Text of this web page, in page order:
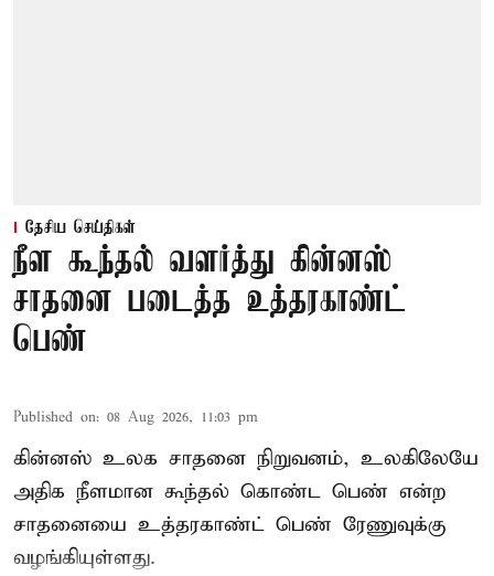
தேசிய செய்திகள்
நீள கூந்தல் வளர்த்து கின்னஸ்
சாதனை படைத்த உத்தரகாண்ட்
பெண்
Published on: 08 Aug 2026, 11:03 pm
கின்னஸ் உலக சாதனை நிறுவனம், உலகிலேயே
அதிக நீளமான கூந்தல் கொண்ட பெண் என்ற
சாதனையை உத்தரகாண்ட் பெண் ரேணுவுக்கு
வழங்கியுள்ளது.